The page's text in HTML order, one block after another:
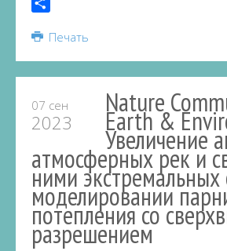
Telegram
Печать
07 сен
2023
Nature
Earth &
Увеличение
атмосферных рек и
ними экстремальных
моделировании
потепления со
разрешением